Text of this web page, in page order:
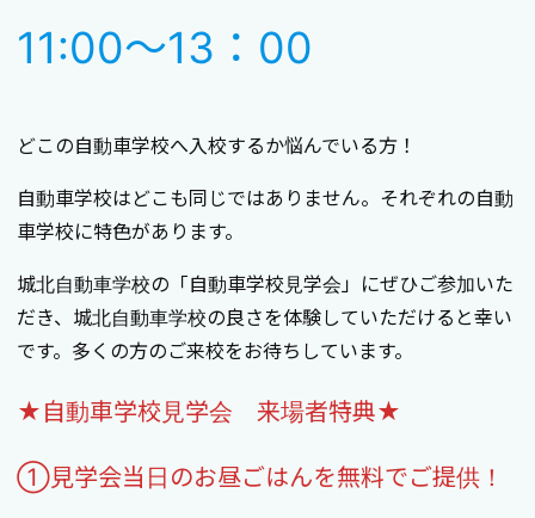
11:00～13：00
どこの自動車学校へ入校するか悩んでいる方！
自動車学校はどこも同じではありません。それぞれの自動
車学校に特色があります。
城北自動車学校の「自動車学校見学会」にぜひご参加いた
だき、城北自動車学校の良さを体験していただけると幸い
です。多くの方のご来校をお待ちしています。
★自動車学校見学会 来場者特典★
①見学会当日のお昼ごはんを無料でご提供！